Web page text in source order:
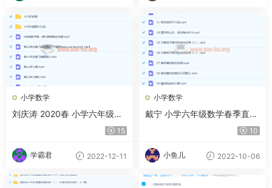
小学数学
刘庆涛 2020春 小学六年级数
15
学霸君 2022-12-11
小学数学
戴宁 小学六年级数学春季直播
10
小鱼儿 2022-10-06